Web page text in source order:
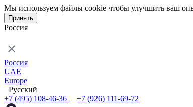
Мы используем файлы cookie чтобы улучшить ваш
Принять
Россия
Россия
UAE
Europe
Русский
+7 (495) 108-46-36
+7 (926) 111-69-72